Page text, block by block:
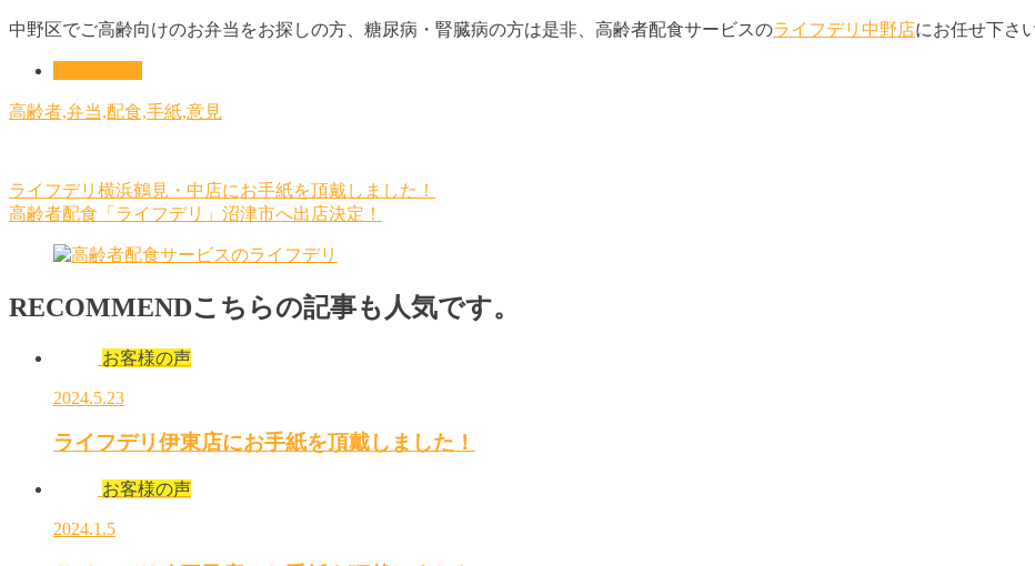
中野区でご高齢向けのお弁当をお探しの方、糖尿病・腎臓病の方は是非、高齢者配食サービスのライフデリ中野店にお任せ下さい
高齢者,弁当,配食,手紙,意見
ライフデリ横浜鶴見・中店にお手紙を頂戴しました！
高齢者配食「ライフデリ」沼津市へ出店決定！
RECOMMENDこちらの記事も人気です。
お客様の声
2024.5.23
ライフデリ伊東店にお手紙を頂戴しました！
お客様の声
2024.1.5